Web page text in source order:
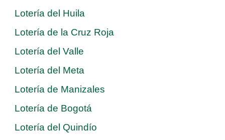
Lotería del Huila
Lotería de la Cruz Roja
Lotería del Valle
Lotería del Meta
Lotería de Manizales
Lotería de Bogotá
Lotería del Quindío